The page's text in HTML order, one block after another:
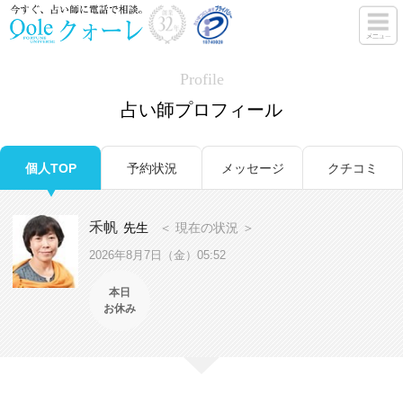
Profile
占い師プロフィール
個人TOP 予約状況 メッセージ クチコミ
禾帆 先生 ＜ 現在の状況 ＞
2026年8月7日（金）05:52
本日
お休み